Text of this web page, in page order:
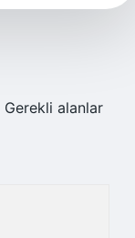
Gerekli alanlar